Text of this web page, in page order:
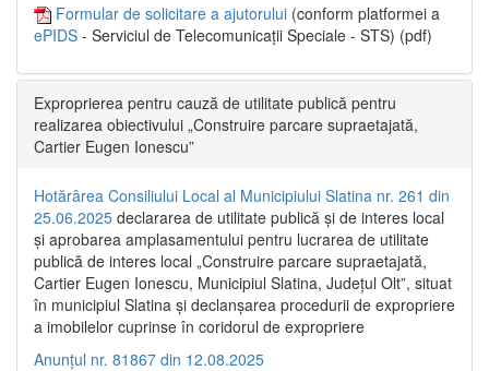
Formular de solicitare a ajutorului (conform platformei a
ePIDS - Serviciul de Telecomunicații Speciale - STS) (pdf)
Exproprierea pentru cauză de utilitate publică pentru
realizarea obiectivului „Construire parcare supraetajată,
Cartier Eugen Ionescu”
Hotărârea Consiliului Local al Municipiului Slatina nr. 261 din
25.06.2025 declararea de utilitate publică și de interes local
și aprobarea amplasamentului pentru lucrarea de utilitate
publică de interes local „Construire parcare supraetajată,
Cartier Eugen Ionescu, Municipiul Slatina, Județul Olt”, situat
în municipiul Slatina și declanșarea procedurii de expropriere
a imobilelor cuprinse în coridorul de expropriere
Anunțul nr. 81867 din 12.08.2025